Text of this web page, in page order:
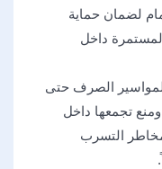
لضمان حماية
داخل
الصرف حتى
تجمعها داخل
التسرب